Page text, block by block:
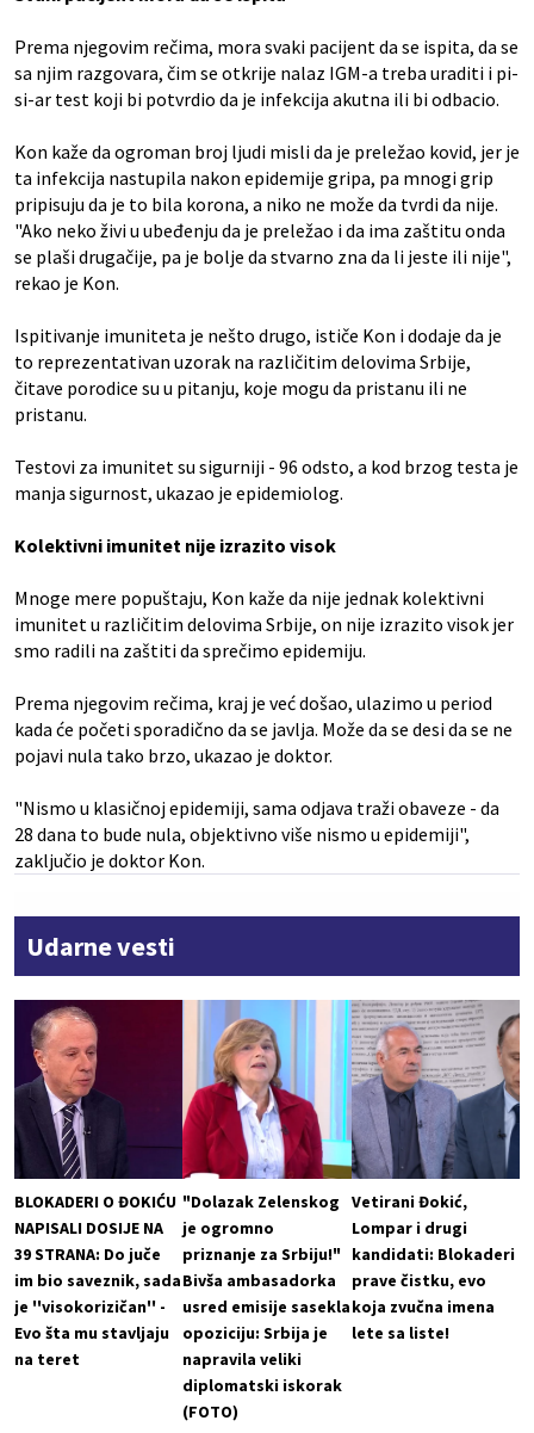
Prema njegovim rečima, mora svaki pacijent da se ispita, da se
sa njim razgovara, čim se otkrije nalaz IGM-a treba uraditi i pi-
si-ar test koji bi potvrdio da je infekcija akutna ili bi odbacio.
Kon kaže da ogroman broj ljudi misli da je preležao kovid, jer je
ta infekcija nastupila nakon epidemije gripa, pa mnogi grip
pripisuju da je to bila korona, a niko ne može da tvrdi da nije.
"Ako neko živi u ubeđenju da je preležao i da ima zaštitu onda
se plaši drugačije, pa je bolje da stvarno zna da li jeste ili nije",
rekao je Kon.
Ispitivanje imuniteta je nešto drugo, ističe Kon i dodaje da je
to reprezentativan uzorak na različitim delovima Srbije,
čitave porodice su u pitanju, koje mogu da pristanu ili ne
pristanu.
Testovi za imunitet su sigurniji - 96 odsto, a kod brzog testa je
manja sigurnost, ukazao je epidemiolog.
Kolektivni imunitet nije izrazito visok
Mnoge mere popuštaju, Kon kaže da nije jednak kolektivni
imunitet u različitim delovima Srbije, on nije izrazito visok jer
smo radili na zaštiti da sprečimo epidemiju.
Prema njegovim rečima, kraj je već došao, ulazimo u period
kada će početi sporadično da se javlja. Može da se desi da se ne
pojavi nula tako brzo, ukazao je doktor.
"Nismo u klasičnoj epidemiji, sama odjava traži obaveze - da
28 dana to bude nula, objektivno više nismo u epidemiji",
zaključio je doktor Kon.
Udarne vesti
BLOKADERI O ĐOKIĆU
NAPISALI DOSIJE NA
39 STRANA: Do juče
im bio saveznik, sada
je ''visokorizičan'' -
Evo šta mu stavljaju
na teret
"Dolazak Zelenskog
je ogromno
priznanje za Srbiju!"
Bivša ambasadorka
usred emisije sasekla
opoziciju: Srbija je
napravila veliki
diplomatski iskorak
(FOTO)
Vetirani Đokić,
Lompar i drugi
kandidati: Blokaderi
prave čistku, evo
koja zvučna imena
lete sa liste!